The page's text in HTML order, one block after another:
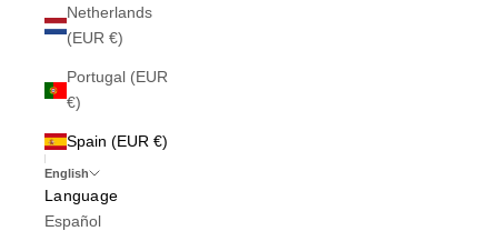
Netherlands
(EUR €)
Portugal (EUR
€)
Spain (EUR €)
English
Language
Español